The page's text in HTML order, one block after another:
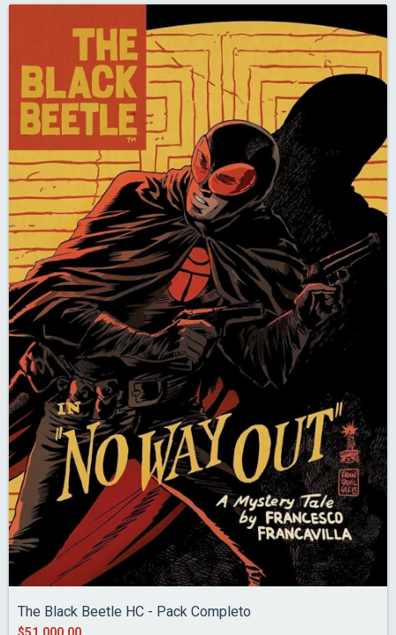
The Black Beetle HC - Pack Completo